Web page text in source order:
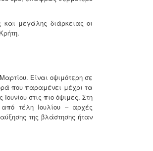
και μεγάλης διάρκειας οι
Είναι οψιμότερη σε
που παραμένει μέχρι τα
στις πιο όψιμες. Στη
τέλη Ιουλίου – αρχές
της βλάστησης ήταν